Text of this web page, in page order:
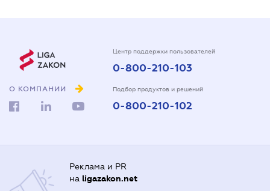
О КОМПАНИИ
Центр поддержки пользователей
0-800-210-103
Подбор продуктов и решений
0-800-210-102
Реклама и PR
на ligazakon.net